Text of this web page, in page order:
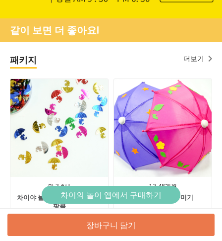
같이 보면 더 좋아요!
패키지 더보기
만 3-6세
차이야 놀자! - 우산&달팽이 스
팡클
12-48개월
아기 미니우산 꾸미기
장바구니 담기
차이의 놀이 앱에서 구매하기